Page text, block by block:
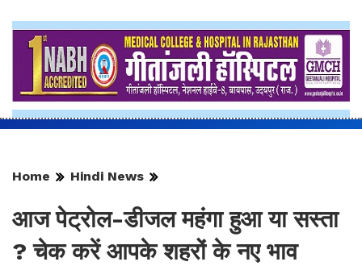
Home Hindi News
आज पेट्रोल-डीजल महंगा हुआ या सस्ता
? चेक करें आपके शहरों के नए भाव